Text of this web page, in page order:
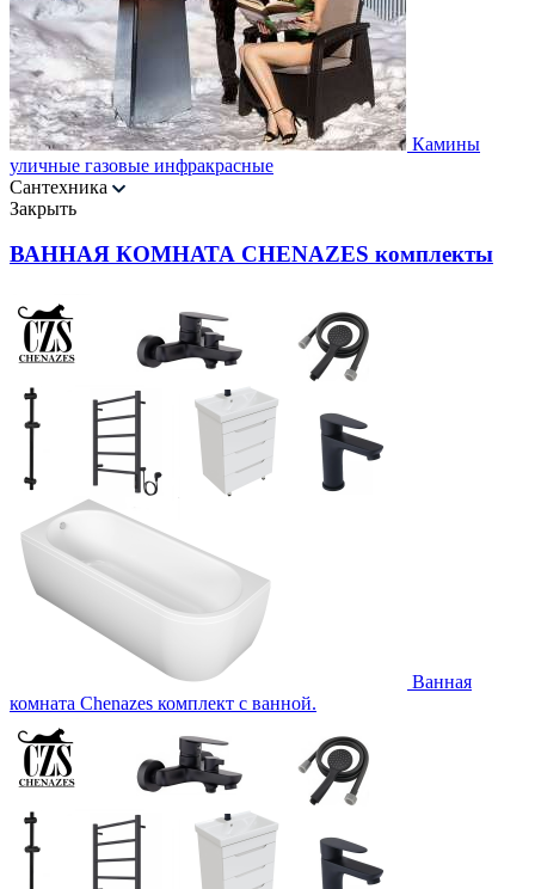
Камины
уличные газовые инфракрасные
Сантехника
Закрыть
ВАННАЯ КОМНАТА CHENAZES комплекты
Ванная
комната Chenazes комплект с ванной.